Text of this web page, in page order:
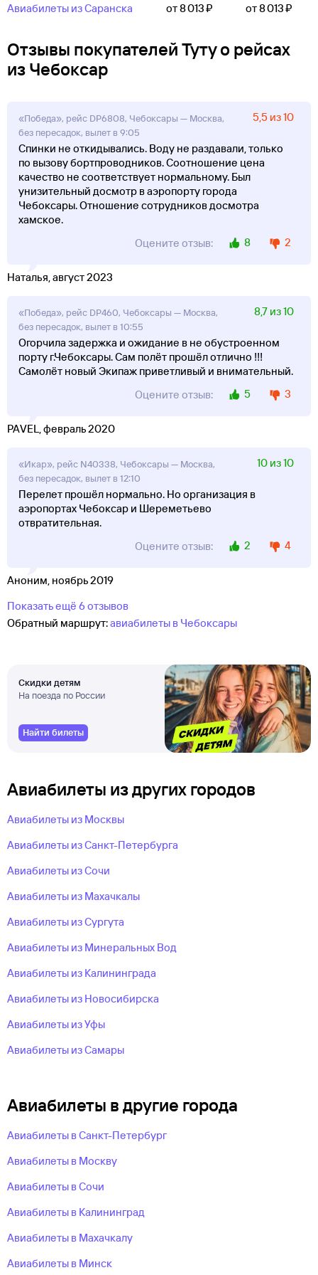
Авиабилеты из Саранска от 8 ⁠013 ⁠₽ от 8 ⁠013 ⁠₽
Отзывы покупателей Туту о рейсах
из Чебоксар
«Победа», рейс DP6808, Чебоксары — Москва,
без пересадок, вылет в 9:05
5,5 из 10
Спинки не откидывались. Воду не раздавали, только
по вызову бортпроводников. Соотношение цена
качество не соответствует нормальному. Был
унизительный досмотр в аэропорту города
Чебоксары. Отношение сотрудников досмотра
хамское.
Оцените отзыв:
8 2
Наталья, август 2023
«Победа», рейс DP460, Чебоксары — Москва,
без пересадок, вылет в 10:55
8,7 из 10
Огорчила задержка и ожидание в не обустроенном
порту г.Чебоксары. Сам полёт прошёл отлично !!!
Самолёт новый Экипаж приветливый и внимательный.
Оцените отзыв:
5 3
PAVEL, февраль 2020
«Икар», рейс N40338, Чебоксары — Москва,
без пересадок, вылет в 12:10
10 из 10
Перелет прошёл нормально. Но организация в
аэропортах Чебоксар и Шереметьево
отвратительная.
Оцените отзыв:
2 4
Аноним, ноябрь 2019
Показать ещё 6 отзывов
Обратный маршрут:авиабилеты в Чебоксары
Скидки детям
На поезда по России
Найти билеты
Авиабилеты из других городов
Авиабилеты из Москвы
Авиабилеты из Санкт-Петербурга
Авиабилеты из Сочи
Авиабилеты из Махачкалы
Авиабилеты из Сургута
Авиабилеты из Минеральных Вод
Авиабилеты из Калининграда
Авиабилеты из Новосибирска
Авиабилеты из Уфы
Авиабилеты из Самары
Авиабилеты в другие города
Авиабилеты в Санкт-Петербург
Авиабилеты в Москву
Авиабилеты в Сочи
Авиабилеты в Калининград
Авиабилеты в Махачкалу
Авиабилеты в Минск